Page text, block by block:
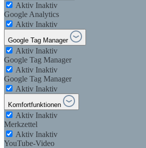
Aktiv Inaktiv
Google Analytics
Aktiv Inaktiv
Google Tag Manager
Aktiv Inaktiv
Google Tag Manager
Aktiv Inaktiv
Google Tag Manager
Aktiv Inaktiv
Komfortfunktionen
Aktiv Inaktiv
Merkzettel
Aktiv Inaktiv
YouTube-Video